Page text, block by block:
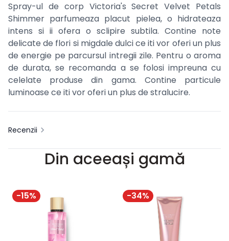
Spray-ul de corp Victoria's Secret Velvet Petals
Shimmer parfumeaza placut pielea, o hidrateaza
intens si ii ofera o sclipire subtila. Contine note
delicate de flori si migdale dulci ce iti vor oferi un plus
de energie pe parcursul intregii zile. Pentru o aroma
de durata, se recomanda a se folosi impreuna cu
celelate produse din gama. Contine particule
luminoase ce iti vor oferi un plus de stralucire.
Recenzii
Din aceeași gamă
-15% -34%